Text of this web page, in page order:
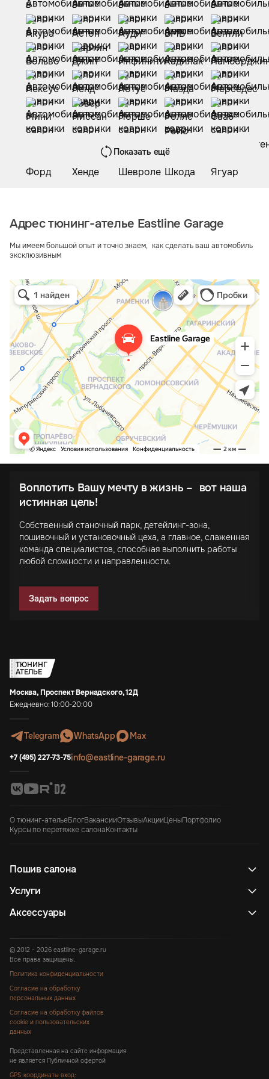
Показать ещё
Адрес тюнинг-ателье Eastline Garage
Мы имеем большой опыт и точно знаем, как сделать ваш автомобиль
эксклюзивным
Воплотить Вашу мечту в жизнь – вот наша
истинная цель!
Собственный станочный парк, детейлинг-зона,
пошивочный и установочный цеха, а главное, слаженная
команда специалистов, способная выполнить работы
любой сложности и направленности.
Задать вопрос
ТЮНИНГ
АТЕЛЬЕ
Москва, Проспект Вернадского, 12Д
Ежедневно: 10:00-20:00
Telegram WhatsApp Max
+7 (495) 227-73-75info@eastline-garage.ru
О тюнинг-ательеБлогВакансииОтзывыАкцииЦеныПортфолио
Курсы по перетяжке салонаКонтакты
Пошив салона
Услуги
Аксессуары
© 2012 - 2026 eastline-garage.ru
Все права защищены.
Политика конфиденциальности
Согласие на обработку
персональных данных
Согласие на обработку файлов
cookie и пользовательских
данных
Представленная на сайте информация
не является Публичной офертой
GPS координаты вход: